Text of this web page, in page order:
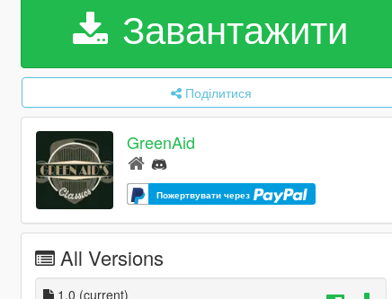
Завантажити
Поділитися
GreenAid
Пожертвувати через
All Versions
1.0 (current)